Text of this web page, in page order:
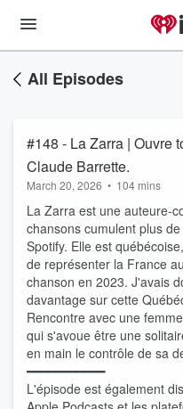
All Episodes
#148 - La Zarra | Ouvre
Claude Barrette.
March 20, 2026 • 104 mins
La Zarra est une auteure-
chansons cumulent plus
Spotify. Elle est
de représenter la France
chanson en 2023. J'avais
davantage sur cette
Rencontre avec une
qui s'avoue être une
en main le contrôle de sa
━━━━━━━━━━━
L'épisode est également